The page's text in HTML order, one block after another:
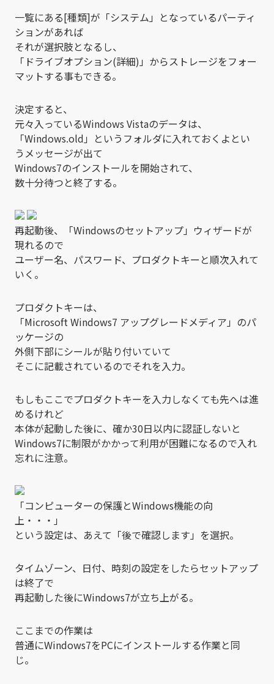
一覧にある[種類]が「システム」となっているパーティ
ションがあれば
それが選択肢となるし、
「ドライブオプション(詳細)」からストレージをフォー
マットする事もできる。
決定すると、
元々入っているWindows Vistaのデータは、
「Windows.old」というフォルダに入れておくよとい
うメッセージが出て
Windows7のインストールを開始されて、
数十分待つと終了する。
再起動後、「Windowsのセットアップ」ウィザードが
現れるので
ユーザー名、パスワード、プロダクトキーと順次入れて
いく。
プロダクトキーは、
「Microsoft Windows7 アップグレードメディア」のパ
ッケージの
外側下部にシールが貼り付いていて
そこに記載されているのでそれを入力。
もしもここでプロダクトキーを入力しなくても先へは進
めるけれど
本体が起動した後に、確か30日以内に認証しないと
Windows7に制限がかかって利用が困難になるので入れ
忘れに注意。
「コンピューターの保護とWindows機能の向
上・・・」
という設定は、あえて「後で確認します」を選択。
タイムゾーン、日付、時刻の設定をしたらセットアップ
は終了で
再起動した後にWindows7が立ち上がる。
ここまでの作業は
普通にWindows7をPCにインストールする作業と同
じ。